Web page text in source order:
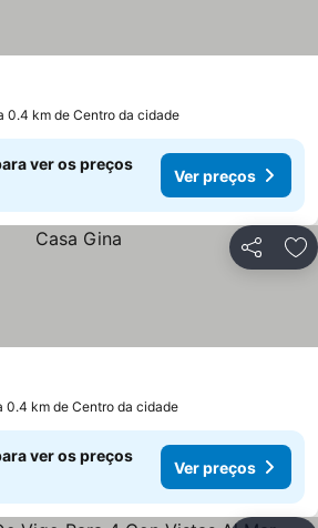
0.4 km de Centro da cidade
ver os preços
Ver preços
Partilhar
0.4 km de Centro da cidade
ver os preços
Ver preços